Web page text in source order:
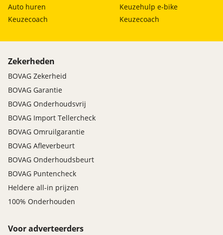
Auto huren
Keuzecoach
Keuzehulp e-bike
Keuzecoach
Zekerheden
BOVAG Zekerheid
BOVAG Garantie
BOVAG Onderhoudsvrij
BOVAG Import Tellercheck
BOVAG Omruilgarantie
BOVAG Afleverbeurt
BOVAG Onderhoudsbeurt
BOVAG Puntencheck
Heldere all-in prijzen
100% Onderhouden
Voor adverteerders